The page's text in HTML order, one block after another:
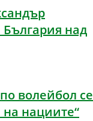
над
волейбол се
на нациите“